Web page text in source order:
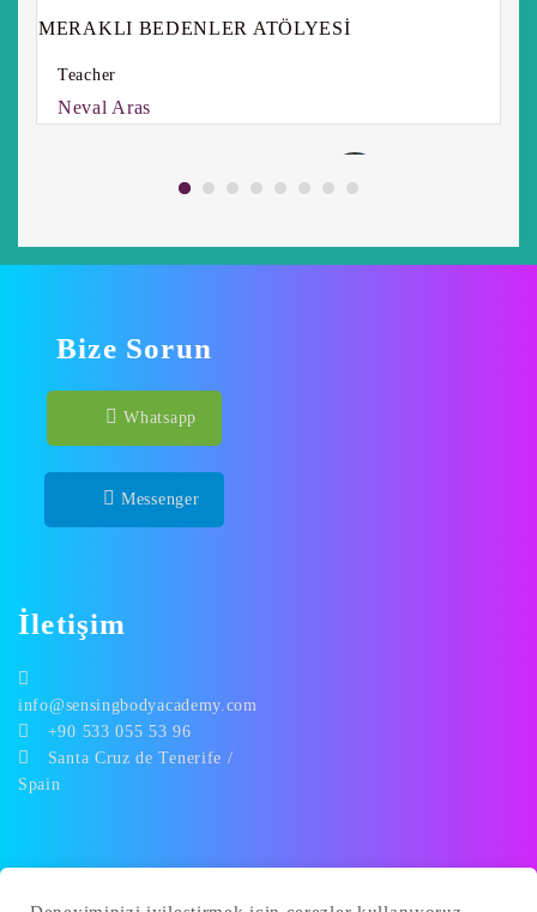
MERAKLI BEDENLER ATÖLYESİ
Teacher
Neval Aras
Bize Sorun
Whatsapp
Messenger
İletişim
info@sensingbodyacademy.com
+90 533 055 53 96
Santa Cruz de Tenerife /
Spain